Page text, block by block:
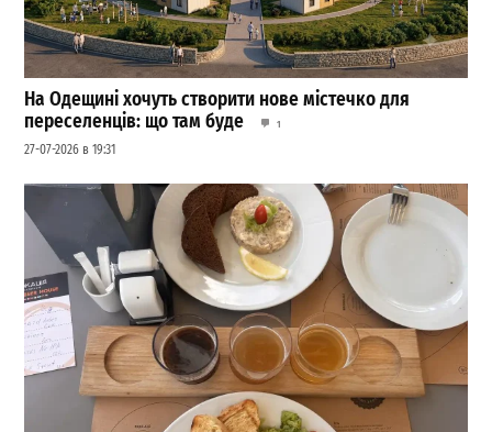
На Одещині хочуть створити нове містечко для
переселенців: що там буде
1
27-07-2026 в 19:31